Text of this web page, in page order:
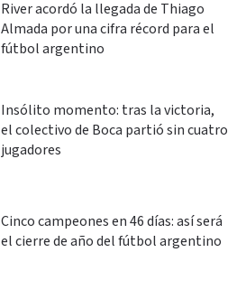
River acordó la llegada de Thiago
Almada por una cifra récord para el
fútbol argentino
Insólito momento: tras la victoria,
el colectivo de Boca partió sin cuatro
jugadores
Cinco campeones en 46 días: así será
el cierre de año del fútbol argentino